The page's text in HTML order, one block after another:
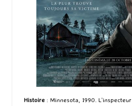
Histoire : Minnesota, 1990. L’inspecteur